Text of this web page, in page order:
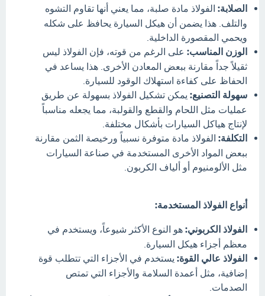
الصلابة: الفولاذ مادة صلبة، مما يعني أنها تقاوم التشوه
والتلف. هذا يضمن أن هيكل السيارة يحافظ على شكله
ويحمي المقصورة الداخلية.
الوزن المناسب: على الرغم من قوته، فإن الفولاذ ليس
ثقيلاً جداً مقارنة ببعض المعادن الأخرى. هذا يساعد في
الحفاظ على كفاءة استهلاك الوقود للسيارة.
سهولة التصنيع: يمكن تشكيل الفولاذ بسهولة عن طريق
عمليات مثل اللحام والقطع والقولبة، مما يجعله مناسباً
لإنتاج هياكل السيارات بأشكال مختلفة.
التكلفة: الفولاذ مادة متوفرة نسبياً ورخيصة الثمن مقارنة
ببعض المواد الأخرى المستخدمة في صناعة السيارات
مثل الألومنيوم أو ألياف الكربون.
أنواع الفولاذ المستخدمة:
الفولاذ الكربوني: هو النوع الأكثر شيوعاً، ويستخدم في
معظم أجزاء هيكل السيارة.
الفولاذ عالي القوة: يستخدم في الأجزاء التي تتطلب قوة
إضافية، مثل أعمدة السلامة والأجزاء التي تمتص
الصدمات.